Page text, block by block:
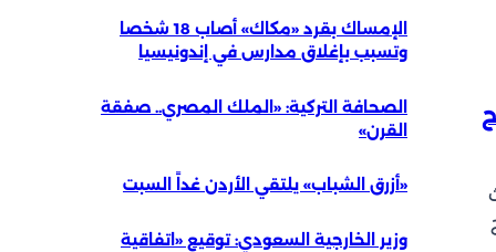
الإمساك بقرد «مكاك» أصاب 18 شخصا
وتسبب بإغلاق مدارس في إندونيسيا
الصحافة التركية: «الملك المصري.. صفقة
القرن»
«أزرق الشباب» يلتقي الأردن غداً السبت
وزير الخارجية السعودي: توقيع «اتفاقية